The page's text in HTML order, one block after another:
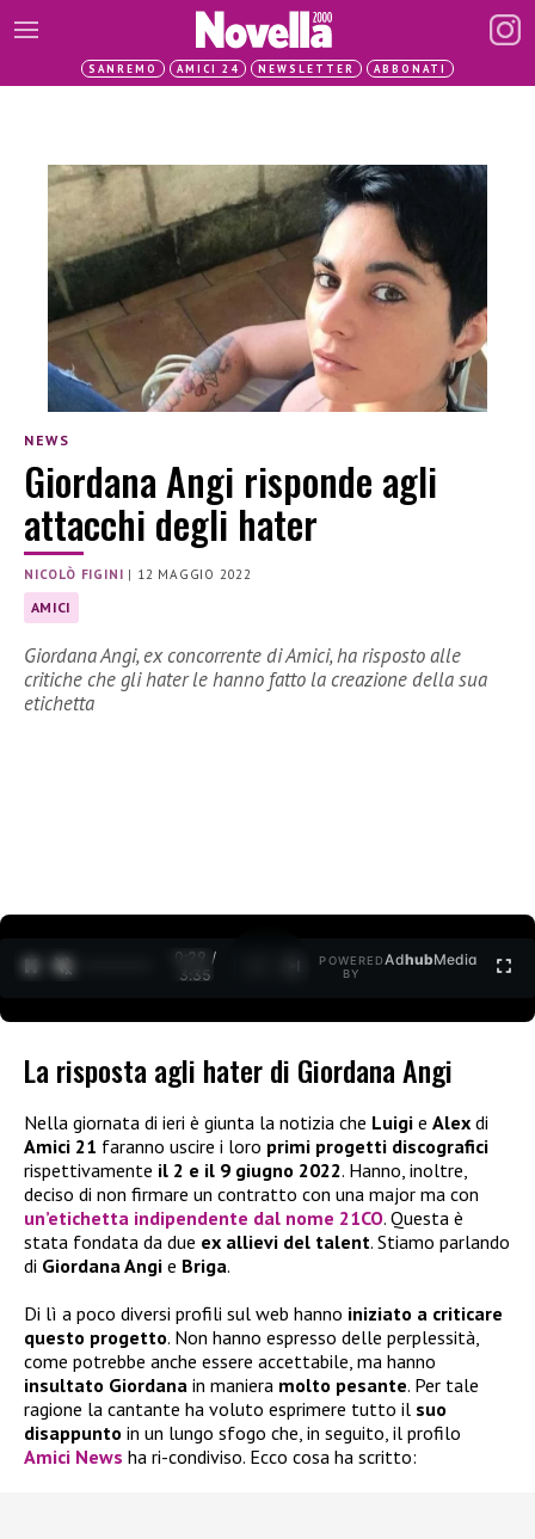
SANREMO AMICI 24 NEWSLETTER ABBONATI
NEWS
Giordana Angi risponde agli
attacchi degli hater
NICOLÒ FIGINI | 12 MAGGIO 2022
AMICI
Giordana Angi, ex concorrente di Amici, ha risposto alle
critiche che gli hater le hanno fatto la creazione della sua
etichetta
0:30 /
3:35
POWERED
BY
AdhubMedia
La risposta agli hater di Giordana Angi
Nella giornata di ieri è giunta la notizia che Luigi e Alex di
Amici 21 faranno uscire i loro primi progetti discografici
rispettivamente il 2 e il 9 giugno 2022. Hanno, inoltre,
deciso di non firmare un contratto con una major ma con
un’etichetta indipendente dal nome 21CO. Questa è
stata fondata da due ex allievi del talent. Stiamo parlando
di Giordana Angi e Briga.
Di lì a poco diversi profili sul web hanno iniziato a criticare
questo progetto. Non hanno espresso delle perplessità,
come potrebbe anche essere accettabile, ma hanno
insultato Giordana in maniera molto pesante. Per tale
ragione la cantante ha voluto esprimere tutto il suo
disappunto in un lungo sfogo che, in seguito, il profilo
Amici News ha ri-condiviso. Ecco cosa ha scritto: